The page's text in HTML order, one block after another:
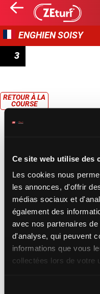
Ce site web utilise des
Les cookies nous
les annonces, d'offrir
médias sociaux et
également des
avec nos partenaires
d'analyse, qui peuvent
informations que vous
collectées lors de votre
ENGHIEN SOISY
3
RETOUR À LA
COURSE